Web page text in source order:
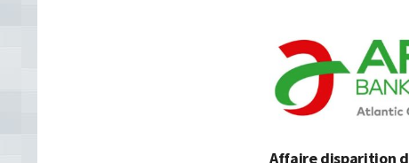
Affaire disparition